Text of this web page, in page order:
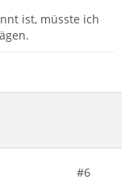
ist, müsste ich
#6